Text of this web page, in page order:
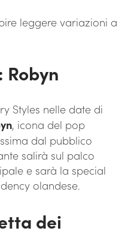
leggere variazioni a
Robyn
Styles nelle date di
, icona del pop
dal pubblico
salirà sul palco
e sarà la special
olandese.
dei